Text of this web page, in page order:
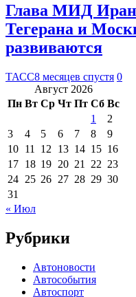
Глава МИД
Тегерана и
развиваются
ТАСС8 месяцев спустя 0
Август 2026
Пн Вт Ср Чт Пт Сб Вс
1
2
3
4 5 6 7 8
9
10 11 12 13 14 15 16
17 18 19 20 21 22 23
24 25 26 27 28 29 30
31
« Июл
Рубрики
Автоновости
Автособытия
Автоспорт